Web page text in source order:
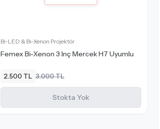
Bi-LED & Bi-Xenon Projektör
Femex Bi-Xenon 3 Inç Mercek H7 Uyumlu
2.500 TL 3.000 TL
Stokta Yok